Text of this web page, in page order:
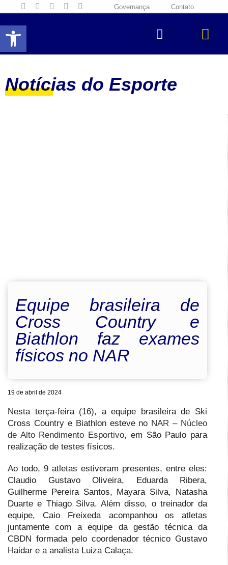
Abrir a barra de ferramentas
Governança Contato
Notícias do Esporte
Equipe brasileira de
Cross Country e
Biathlon faz exames
físicos no NAR
19 de abril de 2024
Nesta terça-feira (16), a equipe brasileira de Ski
Cross Country e Biathlon esteve no NAR – Núcleo
de Alto Rendimento Esportivo, em São Paulo para
realização de testes físicos.
Ao todo, 9 atletas estiveram presentes, entre eles:
Claudio Gustavo Oliveira, Eduarda Ribera,
Guilherme Pereira Santos, Mayara Silva, Natasha
Duarte e Thiago Silva. Além disso, o treinador da
equipe, Caio Freixeda acompanhou os atletas
juntamente com a equipe da gestão técnica da
CBDN formada pelo coordenador técnico Gustavo
Haidar e a analista Luiza Calaça.